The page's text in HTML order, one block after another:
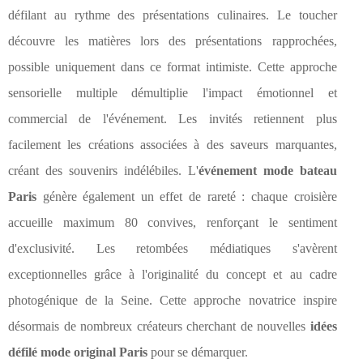
défilant au rythme des présentations culinaires. Le toucher
découvre les matières lors des présentations rapprochées,
possible uniquement dans ce format intimiste. Cette approche
sensorielle multiple démultiplie l'impact émotionnel et
commercial de l'événement. Les invités retiennent plus
facilement les créations associées à des saveurs marquantes,
créant des souvenirs indélébiles. L'événement mode bateau
Paris génère également un effet de rareté : chaque croisière
accueille maximum 80 convives, renforçant le sentiment
d'exclusivité. Les retombées médiatiques s'avèrent
exceptionnelles grâce à l'originalité du concept et au cadre
photogénique de la Seine. Cette approche novatrice inspire
désormais de nombreux créateurs cherchant de nouvelles idées
défilé mode original Paris pour se démarquer.